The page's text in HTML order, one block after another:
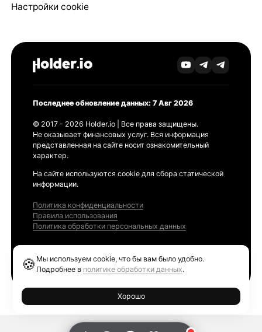
Настройки cookie
Последнее обновление данных: 7 Авг 2026
© 2017 - 2026 Holder.io | Все права защищены.
Не оказывает финансовых услуг. Вся информация
представленная на сайте носит ознакомительный
характер.
На сайте используются cookie для сбора статической
информации.
Политика конфиденциальности
Правила использования
Политика обработки персональных данных
🍪 Мы используем cookie, что бы вам было удобно.
Подробнее в политике обработки данных.
Хорошо
Ethereum GAS Tracker